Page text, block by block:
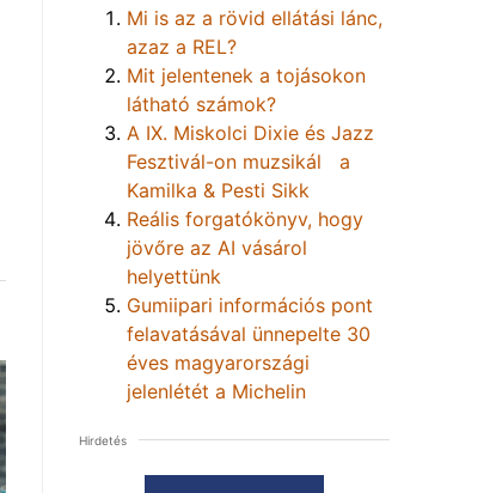
Mi is az a rövid ellátási lánc,
azaz a REL?
Mit jelentenek a tojásokon
látható számok?
A IX. Miskolci Dixie és Jazz
Fesztivál-on muzsikál a
Kamilka & Pesti Sikk
Reális forgatókönyv, hogy
jövőre az AI vásárol
helyettünk
Gumiipari információs pont
felavatásával ünnepelte 30
éves magyarországi
jelenlétét a Michelin
Hirdetés